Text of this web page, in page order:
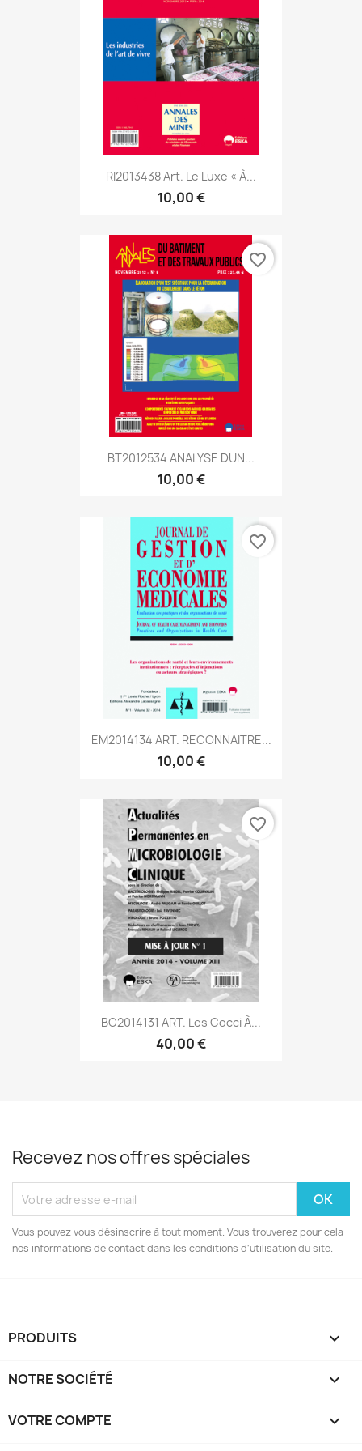
RI2013438 Art. Le Luxe « À...
10,00 €
BT2012534 ANALYSE DUN...
10,00 €
favorite_border
EM2014134 ART. RECONNAITRE...
10,00 €
favorite_border
BC2014131 ART. Les Cocci À...
40,00 €
favorite_border
Recevez nos offres spéciales
Vous pouvez vous désinscrire à tout moment. Vous trouverez pour cela
nos informations de contact dans les conditions d'utilisation du site.
PRODUITS 
NOTRE SOCIÉTÉ 
VOTRE COMPTE 